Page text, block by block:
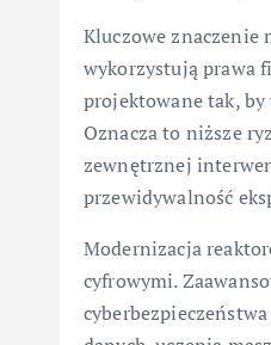
Kluczowe znaczenie
wykorzystują prawa
projektowane tak,
Oznacza to niższe
zewnętrznej
przewidywalność
Modernizacja
cyfrowymi.